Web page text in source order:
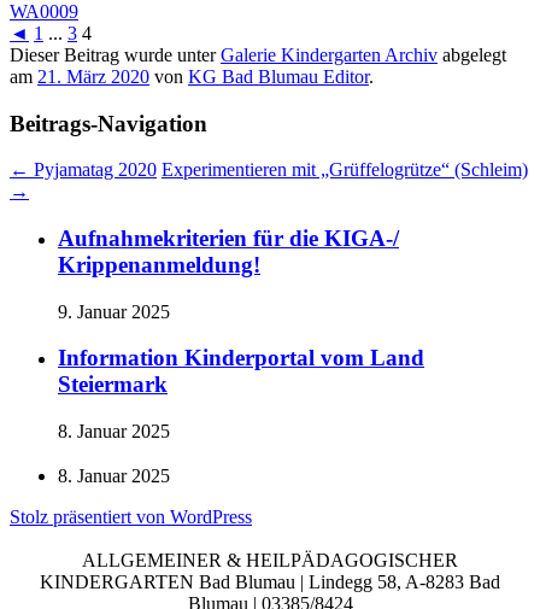
◄ 1 ... 3 4
Dieser Beitrag wurde unterGalerie Kindergarten Archiv abgelegt
am 21. März 2020 von KG Bad Blumau Editor.
Beitrags-Navigation
← Pyjamatag 2020 Experimentieren mit „Grüffelogrütze“ (Schleim)
→
Aufnahmekriterien für die KIGA-/
Krippenanmeldung!
9. Januar 2025
Information Kinderportal vom Land
Steiermark
8. Januar 2025
8. Januar 2025
Stolz präsentiert von WordPress
ALLGEMEINER & HEILPÄDAGOGISCHER
KINDERGARTEN Bad Blumau | Lindegg 58, A-8283 Bad
Blumau | 03385/8424